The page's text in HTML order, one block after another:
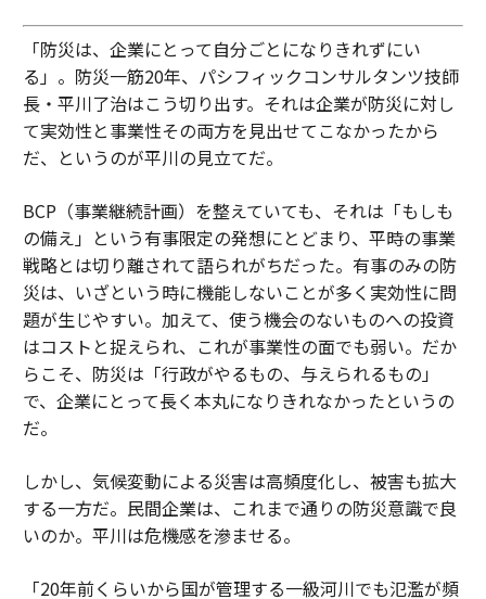
「防災は、企業にとって自分ごとになりきれずにい
る」。防災一筋20年、パシフィックコンサルタンツ技師
長・平川了治はこう切り出す。それは企業が防災に対し
て実効性と事業性その両方を見出せてこなかったから
だ、というのが平川の見立てだ。
BCP（事業継続計画）を整えていても、それは「もしも
の備え」という有事限定の発想にとどまり、平時の事業
戦略とは切り離されて語られがちだった。有事のみの防
災は、いざという時に機能しないことが多く実効性に問
題が生じやすい。加えて、使う機会のないものへの投資
はコストと捉えられ、これが事業性の面でも弱い。だか
らこそ、防災は「行政がやるもの、与えられるもの」
で、企業にとって長く本丸になりきれなかったというの
だ。
しかし、気候変動による災害は高頻度化し、被害も拡大
する一方だ。民間企業は、これまで通りの防災意識で良
いのか。平川は危機感を滲ませる。
「20年前くらいから国が管理する一級河川でも氾濫が頻